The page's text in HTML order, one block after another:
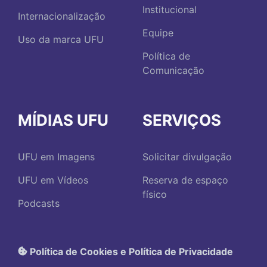
Internacionalização
Uso da marca UFU
Institucional
Equipe
Política de
Comunicação
MÍDIAS UFU
UFU em Imagens
UFU em Vídeos
Podcasts
SERVIÇOS
Solicitar divulgação
Reserva de espaço
físico
Política de Cookies e Política de Privacidade